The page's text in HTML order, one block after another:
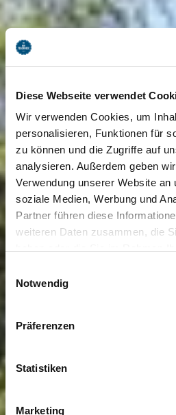
Diese Webseite verwendet
Wir verwenden Cookies, um
personalisieren, Funktionen für
zu können und die Zugriffe auf
analysieren. Außerdem geben
Verwendung unserer Website an
soziale Medien, Werbung und
Partner führen diese
weiteren Daten zusammen, die
Cookies, wenn Sie unsere
Notwendig
Präferenzen
Statistiken
Marketing